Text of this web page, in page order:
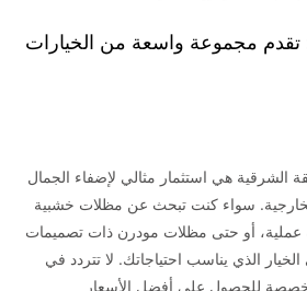
مجموعة واسعة من الخيارات
الشرقية هي استثمار مثالي لإضفاء الجمال
سواء كنت تبحث عن مظلات خشبية
عملية، أو حتى مظلات مودرن ذات تصميمات
الذي يناسب احتياجاتك. لا تتردد في
للحصول على أفضل الأسعار